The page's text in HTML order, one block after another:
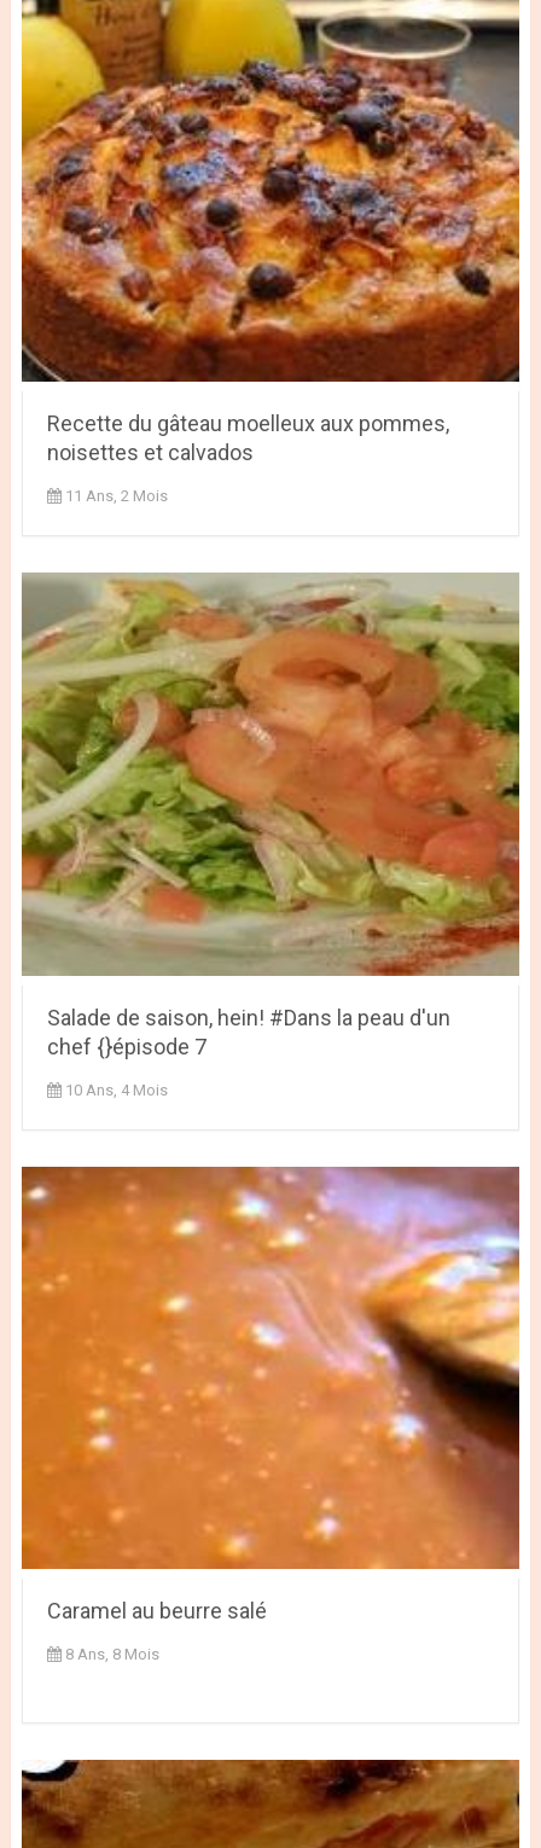
Recette du gâteau moelleux aux pommes,
noisettes et calvados
11 Ans, 2 Mois
Salade de saison, hein! #Dans la peau d'un
chef {}épisode 7
10 Ans, 4 Mois
Caramel au beurre salé
8 Ans, 8 Mois